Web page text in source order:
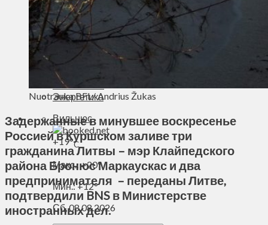
Выборы
Агроновости
Едим дома
Ищу семью
Духовное пространство
Спорт
Технологии
Энергетика
Вильнюс
+19°C
Макс.:+20°
Мин.:+12°
Сб, 08.08.2026
Nuotrauka BFL/ Andrius Žukas
Задержанные в минувшее воскресенье
Россией в Куршском заливе три
гражданина Литвы – мэр Клайпедского
района Бронюс Маркаускас и два
предпринимателя – переданы Литве,
подтвердили BNS в Министерстве
иностранных дел.